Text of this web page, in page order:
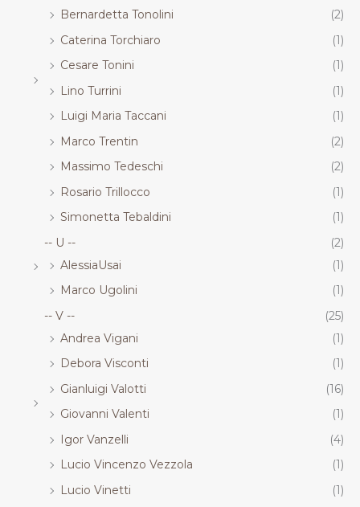
Bernardetta Tonolini
(2)
Caterina Torchiaro
(1)
Cesare Tonini
(1)
Lino Turrini
(1)
Luigi Maria Taccani
(1)
Marco Trentin
(2)
Massimo Tedeschi
(2)
Rosario Trillocco
(1)
Simonetta Tebaldini
(1)
-- U --
(2)
AlessiaUsai
(1)
Marco Ugolini
(1)
-- V --
(25)
Andrea Vigani
(1)
Debora Visconti
(1)
Gianluigi Valotti
(16)
Giovanni Valenti
(1)
Igor Vanzelli
(4)
Lucio Vincenzo Vezzola
(1)
Lucio Vinetti
(1)